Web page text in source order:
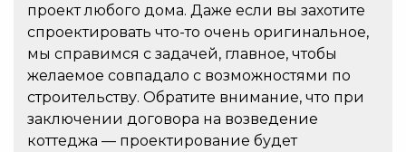
проект любого дома. Даже если вы захотите
спроектировать что-то очень оригинальное,
мы справимся с задачей, главное, чтобы
желаемое совпадало с возможностями по
строительству. Обратите внимание, что при
заключении договора на возведение
коттеджа — проектирование будет